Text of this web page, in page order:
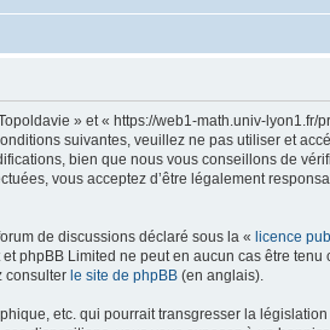
» et « https://web1-math.univ-lyon1.fr/
suivantes, veuillez ne pas utiliser et
bien que nous vous conseillons de
vous acceptez d’être légalement
de discussions déclaré sous la « licence
phpBB Limited ne peut en aucun cas être tenu
consulter le site de phpBB (en anglais).
etc. qui pourrait transgresser la